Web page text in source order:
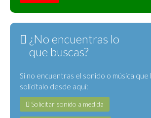
¿No encuentras lo
que buscas?
Si no encuentras el sonido o música que
solicítalo desde aquí:
Solicitar sonido a medida